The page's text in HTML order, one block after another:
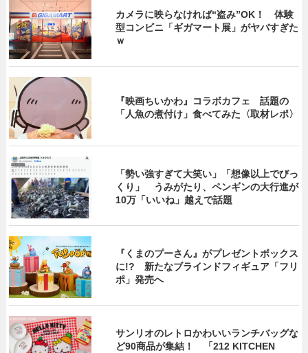
カメラに映らなければ“盗み”OK！ 体験
型コンビニ「ギガマート展」がヤバすぎた
ｗ
『映画ちいかわ』コラボカフェ 話題の
「人魚の煮付け」食べてみた〈取材レポ〉
「勢い強すぎて大笑い」「想像以上でびっ
くり」 うみがたり、ペンギンの大行進が
10万「いいね」越えで話題
『くまのプーさん』がプレゼントボックス
に!? 新たなブラインドフィギュア「フリ
ポ」発売へ
サンリオのレトロかわいいランチバッグな
ど90商品が集結！ 「212 KITCHEN